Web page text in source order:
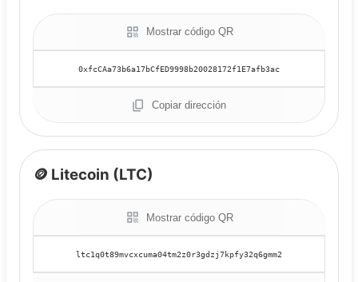
Mostrar código QR
Copiar dirección
🪙 Litecoin (LTC)
Mostrar código QR